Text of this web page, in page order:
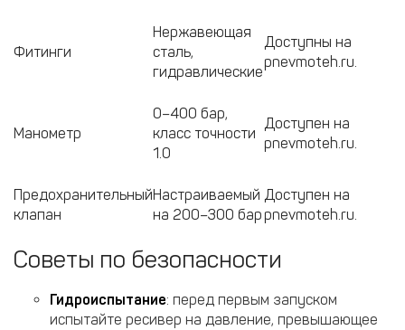
Фитинги
Нержавеющая
сталь,
гидравлические
Доступны на
pnevmoteh.ru.
Манометр
0–400 бар,
класс точности
1.0
Доступен на
pnevmoteh.ru.
Предохранительный
клапан
Настраиваемый
на 200–300 бар
Доступен на
pnevmoteh.ru.
Советы по безопасности
Гидроиспытание: перед первым запуском
испытайте ресивер на давление, превышающее